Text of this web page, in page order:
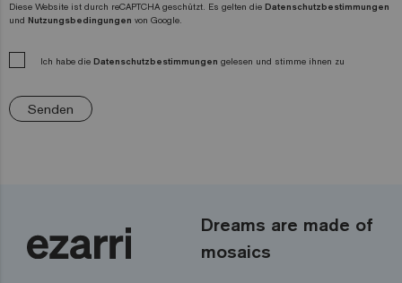
Diese Website ist durch reCAPTCHA geschützt. Es gelten die Datenschutzbestimmungen
und Nutzungsbedingungen von Google.
Ich habe die Datenschutzbestimmungen gelesen und stimme ihnen zu
Senden
Dreams are made of
mosaics